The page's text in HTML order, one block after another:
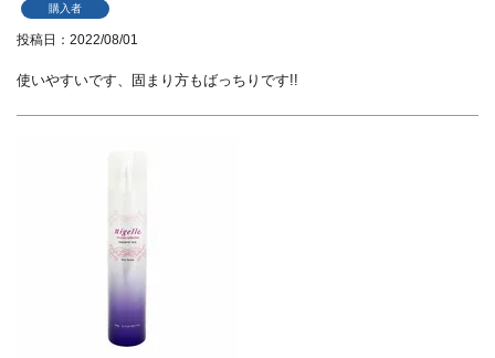
購入者
投稿日 2022/08/01
使いやすいです、固まり方もばっちりです!!